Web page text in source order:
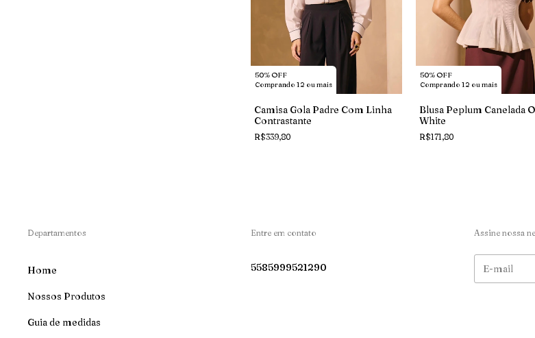
50% OFF
Comprando 12 ou mais
Camisa Gola Padre Com Linha
Contrastante
R$339,80
50% OFF
Comprando 12 ou mais
Blusa Peplum Canelada
White
R$171,80
Departamentos
Home
Nossos Produtos
Guia de medidas
Entre em contato
5585999521290
Assine nossa